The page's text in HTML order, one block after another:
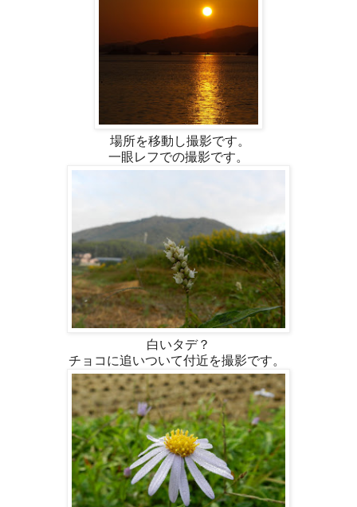
場所を移動し撮影です。
一眼レフでの撮影です。
白いタデ？
チョコに追いついて付近を撮影です。